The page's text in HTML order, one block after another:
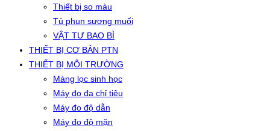
Thiết bị so màu
Tủ phun sương muối
VẬT TƯ BAO BÌ
THIẾT BỊ CƠ BẢN PTN
THIẾT BỊ MÔI TRƯỜNG
Màng lọc sinh học
Máy đo đa chỉ tiêu
Máy đo độ dẫn
Máy đo độ mặn